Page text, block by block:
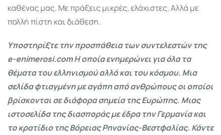
καθένας μας. Με πράξεις μικρές, ελάχιστες. Αλλά με
πολλή πίστη και διάθεση.
Υποστηρίξτε την προσπάθεια των συντελεστών της
e-enimerosi.com Η οποία ενημερώνει για όλα τα
θέματα του ελληνισμού αλλά και του κόσμου. Μια
σελίδα φτιαγμένη με αγάπη από ανθρώπους οι οποίοι
βρίσκονται σε διάφορα σημεία της Ευρώπης. Μιας
ιστοσελίδα της διασποράς με έδρα την Γερμανία και
το κρατίδιο της Βόρειας Ρηνανίας-Βεστφαλίας. Κάντε